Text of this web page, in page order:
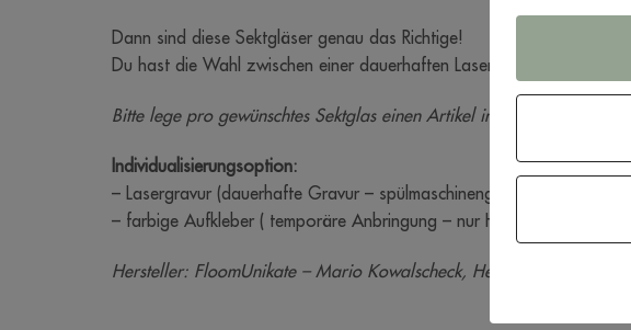
Dann sind diese Sektgläser genau das Richtige!
Du hast die Wahl zwischen einer dauerhaften Lasergravur oder
Bitte lege pro gewünschtes Sektglas einen Artikel in den Warenkorb.
Individualisierungsoption:
– Lasergravur (dauerhafte Gravur – spülmaschinengeeignet)
– farbige Aufkleber ( temporäre Anbringung – nur Handwäsche)
Hersteller: FloomUnikate – Mario Kowalscheck, Herforder Straße